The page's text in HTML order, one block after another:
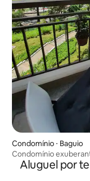
Condomínio ⋅ Baguio
Condomínio
perto do Botânico
Aluguel por